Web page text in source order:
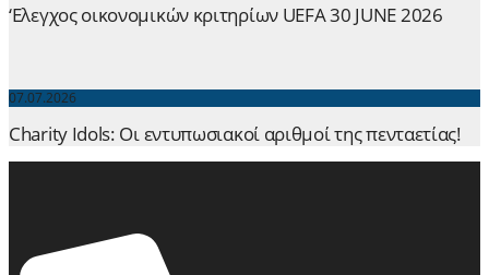
‘Ελεγχος οικονομικών κριτηρίων UEFA 30 JUNE 2026
07.07.2026
Charity Idols: Οι εντυπωσιακοί αριθμοί της πενταετίας!